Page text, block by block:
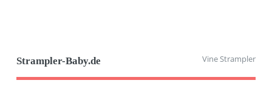
Strampler-Baby.de Vine Strampler